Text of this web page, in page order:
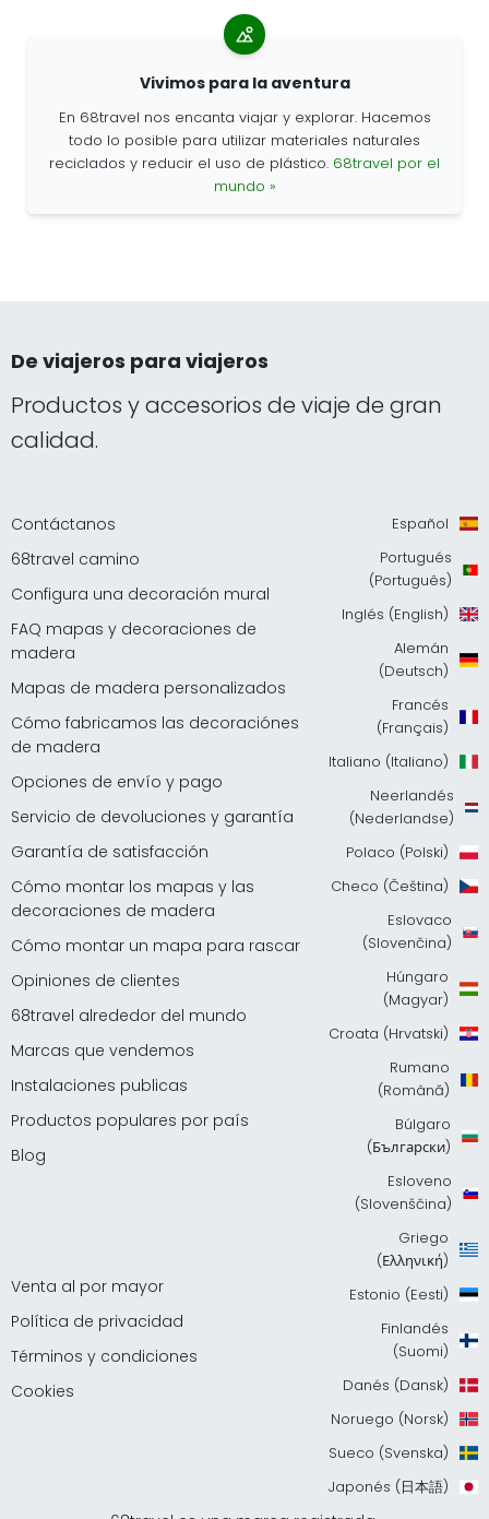
Vivimos para la aventura
En 68travel nos encanta viajar y explorar. Hacemos
todo lo posible para utilizar materiales naturales
reciclados y reducir el uso de plástico. 68travel por el
mundo »
De viajeros para viajeros
Productos y accesorios de viaje de gran
calidad.
Contáctanos
68travel camino
Configura una decoración mural
FAQ mapas y decoraciones de
madera
Mapas de madera personalizados
Cómo fabricamos las decoraciónes
de madera
Opciones de envío y pago
Servicio de devoluciones y garantía
Garantía de satisfacción
Cómo montar los mapas y las
decoraciones de madera
Cómo montar un mapa para rascar
Opiniones de clientes
68travel alrededor del mundo
Marcas que vendemos
Instalaciones publicas
Productos populares por país
Blog
Venta al por mayor
Política de privacidad
Términos y condiciones
Cookies
Español
Portugués
(Português)
Inglés (English)
Alemán
(Deutsch)
Francés
(Français)
Italiano (Italiano)
Neerlandés
(Nederlandse)
Polaco (Polski)
Checo (Čeština)
Eslovaco
(Slovenčina)
Húngaro
(Magyar)
Croata (Hrvatski)
Rumano
(Română)
Búlgaro
(Български)
Esloveno
(Slovenščina)
Griego
(Ελληνική)
Estonio (Eesti)
Finlandés
(Suomi)
Danés (Dansk)
Noruego (Norsk)
Sueco (Svenska)
Japonés (日本語)